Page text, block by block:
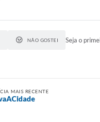
NÃO GOSTEI Seja o
MAIS RECENTE